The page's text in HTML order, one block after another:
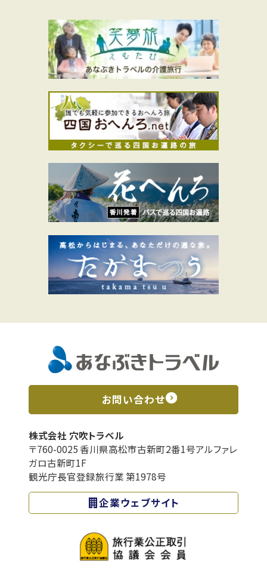
お問い合わせ
株式会社 穴吹トラベル
〒760-0025 香川県高松市古新町2番1号アルファレ
ガロ古新町1F
観光庁長官登録旅行業 第1978号
企業ウェブサイト